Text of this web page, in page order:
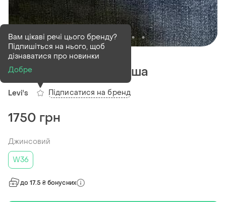
В наявності1 шт
Джинси чоловічі з сша
Levi's
Вам цікаві речі цього бренду?
Підпишіться на нього, щоб
дізнаватися про новинки
Добре
Підписатися на бренд
1750 грн
Джинсовий
W36
до 17.5 ₴ бонусних